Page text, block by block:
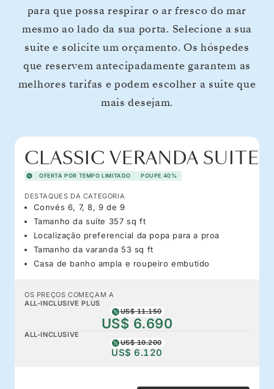
para que possa respirar o ar fresco do mar
mesmo ao lado da sua porta. Selecione a sua
suite e solicite um orçamento. Os hóspedes
que reservem antecipadamente garantem as
melhores tarifas e podem escolher a suite que
mais desejam.
CLASSIC VERANDA SUITE
OFERTA POR TEMPO LIMITADO POUPE 40%
DESTAQUES DA CATEGORIA
Convés 6, 7, 8, 9 de 9
Tamanho da suíte 357 sq ft
Localização preferencial da popa para a proa
Tamanho da varanda 53 sq ft
Casa de banho ampla e roupeiro embutido
OS PREÇOS COMEÇAM A
ALL-INCLUSIVE PLUS
US$ 11.150
US$ 6.690
ALL-INCLUSIVE
US$ 10.200
US$ 6.120